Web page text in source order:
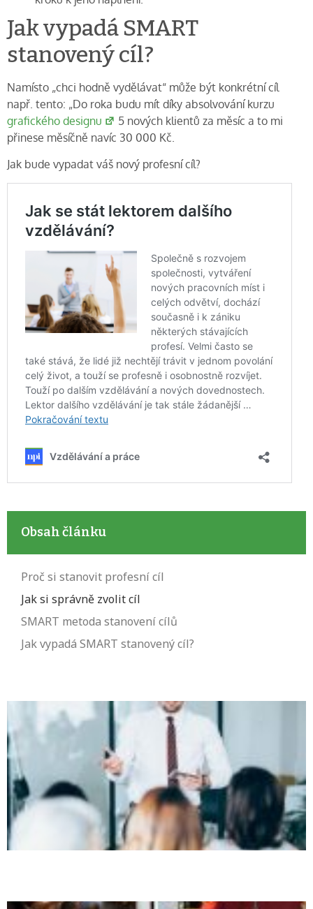
Jak vypadá SMART
stanovený cíl?
Namísto „chci hodně vydělávat“ může být konkrétní cíl
např. tento: „Do roka budu mít díky absolvování kurzu
grafického designu
5 nových klientů za měsíc a to mi
přinese měsíčně navíc 30 000 Kč.
Jak bude vypadat váš nový profesní cíl?
Obsah článku
Proč si stanovit profesní cíl
Jak si správně zvolit cíl
SMART metoda stanovení cílů
Jak vypadá SMART stanovený cíl?